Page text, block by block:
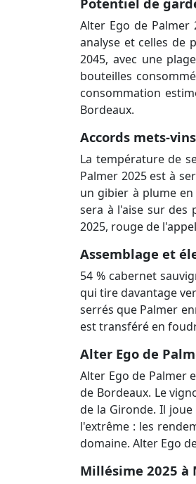
Alter Ego de
analyse et celles de
2045, avec une
bouteilles
consommation
Bordeaux.
Accords mets-
La température de
Palmer 2025 est à
un gibier à plume
sera à l'aise sur des
2025, rouge de
Assemblage et
54 % cabernet
qui tire davantage
serrés que Palmer
est transféré en
Alter Ego de
Alter Ego de Palmer
de Bordeaux. Le
de la Gironde. Il
l'extrême : les
domaine. Alter Ego
Millésime 2025